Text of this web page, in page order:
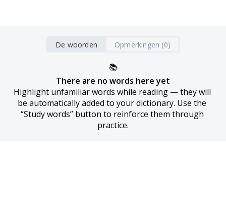
De woorden Opmerkingen (0)
📚
There are no words here yet
Highlight unfamiliar words while reading — they will
be automatically added to your dictionary. Use the
“Study words” button to reinforce them through
practice.